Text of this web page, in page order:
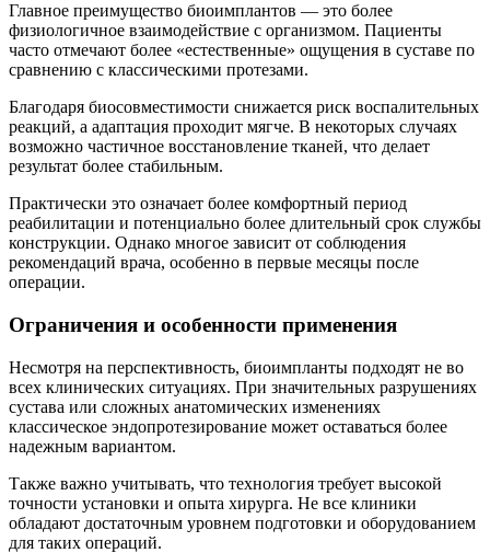
Главное преимущество биоимплантов — это более
физиологичное взаимодействие с организмом. Пациенты
часто отмечают более «естественные» ощущения в суставе по
сравнению с классическими протезами.
Благодаря биосовместимости снижается риск воспалительных
реакций, а адаптация проходит мягче. В некоторых случаях
возможно частичное восстановление тканей, что делает
результат более стабильным.
Практически это означает более комфортный период
реабилитации и потенциально более длительный срок службы
конструкции. Однако многое зависит от соблюдения
рекомендаций врача, особенно в первые месяцы после
операции.
Ограничения и особенности применения
Несмотря на перспективность, биоимпланты подходят не во
всех клинических ситуациях. При значительных разрушениях
сустава или сложных анатомических изменениях
классическое эндопротезирование может оставаться более
надежным вариантом.
Также важно учитывать, что технология требует высокой
точности установки и опыта хирурга. Не все клиники
обладают достаточным уровнем подготовки и оборудованием
для таких операций.